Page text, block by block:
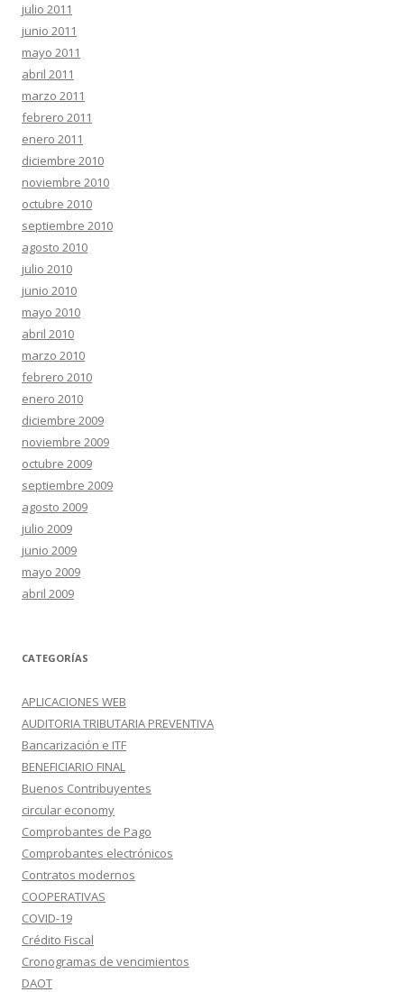
julio 2011
junio 2011
mayo 2011
abril 2011
marzo 2011
febrero 2011
enero 2011
diciembre 2010
noviembre 2010
octubre 2010
septiembre 2010
agosto 2010
julio 2010
junio 2010
mayo 2010
abril 2010
marzo 2010
febrero 2010
enero 2010
diciembre 2009
noviembre 2009
octubre 2009
septiembre 2009
agosto 2009
julio 2009
junio 2009
mayo 2009
abril 2009
CATEGORÍAS
APLICACIONES WEB
AUDITORIA TRIBUTARIA PREVENTIVA
Bancarización e ITF
BENEFICIARIO FINAL
Buenos Contribuyentes
circular economy
Comprobantes de Pago
Comprobantes electrónicos
Contratos modernos
COOPERATIVAS
COVID-19
Crédito Fiscal
Cronogramas de vencimientos
DAOT